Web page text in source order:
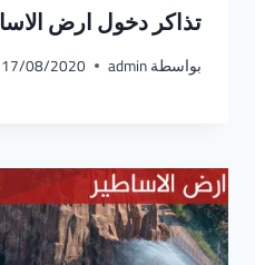
تذاكر دخول ارض
بواسطةadmin
17/08/2020